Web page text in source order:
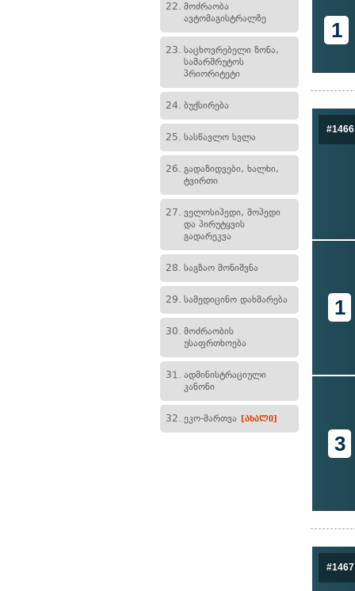
22. მოძრაობა
ავტომაგისტრალზე
23. საცხოვრებელი ზონა,
სამარშრუტოს
პრიორიტეტი
24. ბუქსირება
25. სასწავლო სვლა
26. გადაზიდვები, ხალხი,
ტვირთი
27. ველოსიპედი, მოპედი
და პირუტყვის
გადარეკვა
28. საგზაო მონიშვნა
29. სამედიცინო დახმარება
30. მოძრაობის
უსაფრთხოება
31. ადმინისტრაციული
კანონი
32. ეკო-მართვა [ახალი]
1
#1466
1
3
#1467